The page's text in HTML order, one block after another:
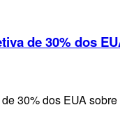
de 30% dos
30% dos EUA